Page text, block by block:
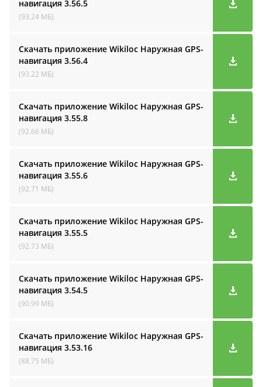
навигация 3.56.5
(93.24 МБ)
Скачать приложение Wikiloc Наружная GPS-
навигация 3.56.4
(93.22 МБ)
Скачать приложение Wikiloc Наружная GPS-
навигация 3.55.8
(92.66 МБ)
Скачать приложение Wikiloc Наружная GPS-
навигация 3.55.6
(92.71 МБ)
Скачать приложение Wikiloc Наружная GPS-
навигация 3.55.5
(92.73 МБ)
Скачать приложение Wikiloc Наружная GPS-
навигация 3.54.5
(90.99 МБ)
Скачать приложение Wikiloc Наружная GPS-
навигация 3.53.16
(88.75 МБ)